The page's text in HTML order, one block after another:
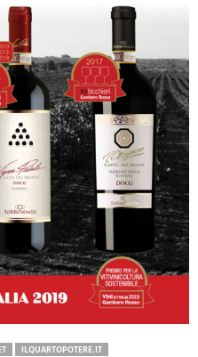
ILQUARTOPOTERE.IT